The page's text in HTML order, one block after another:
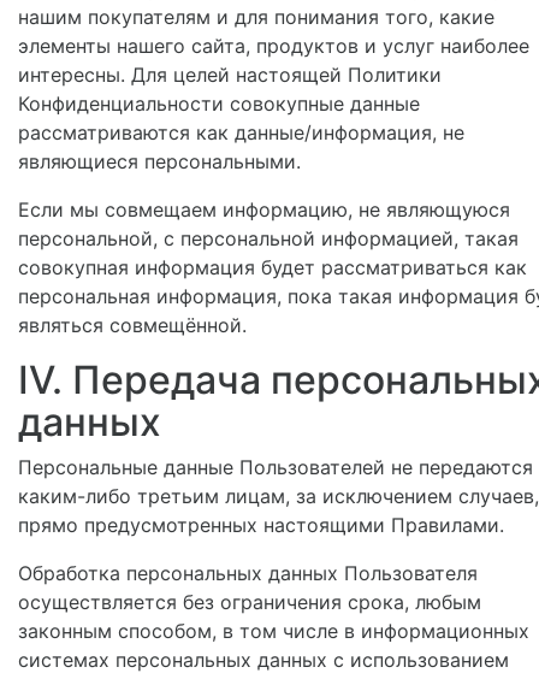
нашим покупателям и для понимания того, какие
элементы нашего сайта, продуктов и услуг наиболее
интересны. Для целей настоящей Политики
Конфиденциальности совокупные данные
рассматриваются как данные/информация, не
являющиеся персональными.
Если мы совмещаем информацию, не являющуюся
персональной, с персональной информацией, такая
совокупная информация будет рассматриваться как
персональная информация, пока такая информация
являться совмещённой.
IV. Передача
данных
Персональные данные Пользователей не передаются
каким-либо третьим лицам, за исключением случаев,
прямо предусмотренных настоящими Правилами.
Обработка персональных данных Пользователя
осуществляется без ограничения срока, любым
законным способом, в том числе в информационных
системах персональных данных с использованием